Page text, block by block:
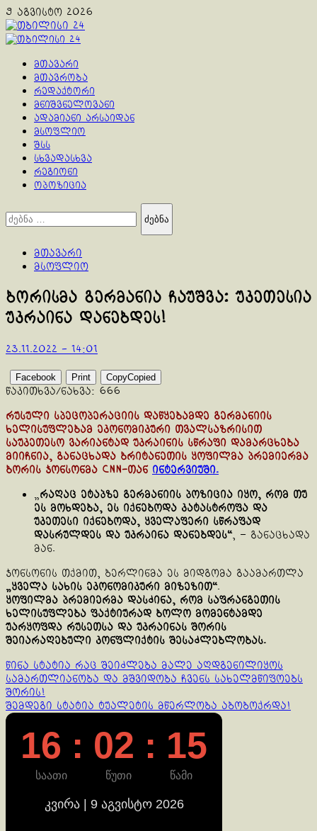
Skip
to
content
9 აგვისტო 2026
Primary
მთავარი
მთავრობა
რედაქტორი
მნიშვნელოვანი
ადამიანი არსაიდან
მსოფლიო
შსს
სხვადასხვა
რეგიონი
ოპოზიცია
ძებნა:
მთავარი
მსოფლიო
ბორისმა გერმანია ჩაუშვა: უკეთესია
უკრაინა დანებდეს!
23.11.2022 - 14:01
Facebook Print CopyCopied
წაკითხვა/ნახვა: 666
რუსული სპეცოპერაციის დაწყებამდე გერმანიის
ხელისუფლებამ ეკონომიკური თვალსაზრისით
საუკეთესო ვარიანტად უკრაინის სწრაფი დამარცხება
მიიჩნია, განაცხადა ბრიტანეთის ყოფილმა პრემიერმა
ბორის ჯონსონმა CNN-თან ინტერვიუში.
„რაღაც ეტაპზე გერმანიის პოზიცია იყო, რომ თუ
ეს მოხდება, ეს იქნებოდა კატასტროფა და
უკეთესი იქნებოდა, ყველაფერი სწრაფად
დასრულდეს და უკრაინა დანებდეს“, – განაცხადა
მან.
ჯონსონის თქმით, ბერლინმა ეს მიდგომა გაამართლა
„ყველა სახის ეკონომიკური მიზეზით“.
ყოფილმა პრემიერმა დასძინა, რომ საფრანგეთის
ხელისუფლება ფაქტიურად ბოლო მომენტამდე
უარყოფდა რუსეთსა და უკრაინას შორის
შეიარაღებული კონფლიქტის შესაძლებლობას.
Continue
Reading
წინა სტატია რაც შეიძლება მალე აღდგენილიყოს
სამართლიანობა და მშვიდობა ჩვენს სახელმწიფოებს
შორის!
შემდეგი სტატია ტუალეტის მწერლობა აბობოქრდა!
16 : 02 : 16
საათი წუთი წამი
კვირა | 9 აგვისტო 2026